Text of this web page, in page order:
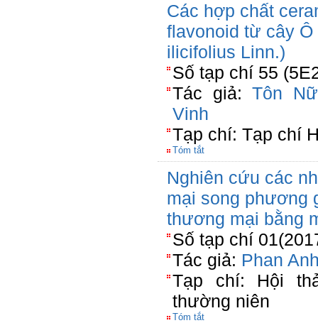
Các hợp chất
flavonoid từ cây
ilicifolius Linn.)
Số tạp chí 55
Tác giả:Tôn
Vinh
Tạp chí: Tạp chí
Tóm tắt
Nghiên cứu các
mại song phương
thương mại bằng
Số tạp chí
Tác giả: Phan
Tạp chí: Hội
thường niên
Tóm tắt